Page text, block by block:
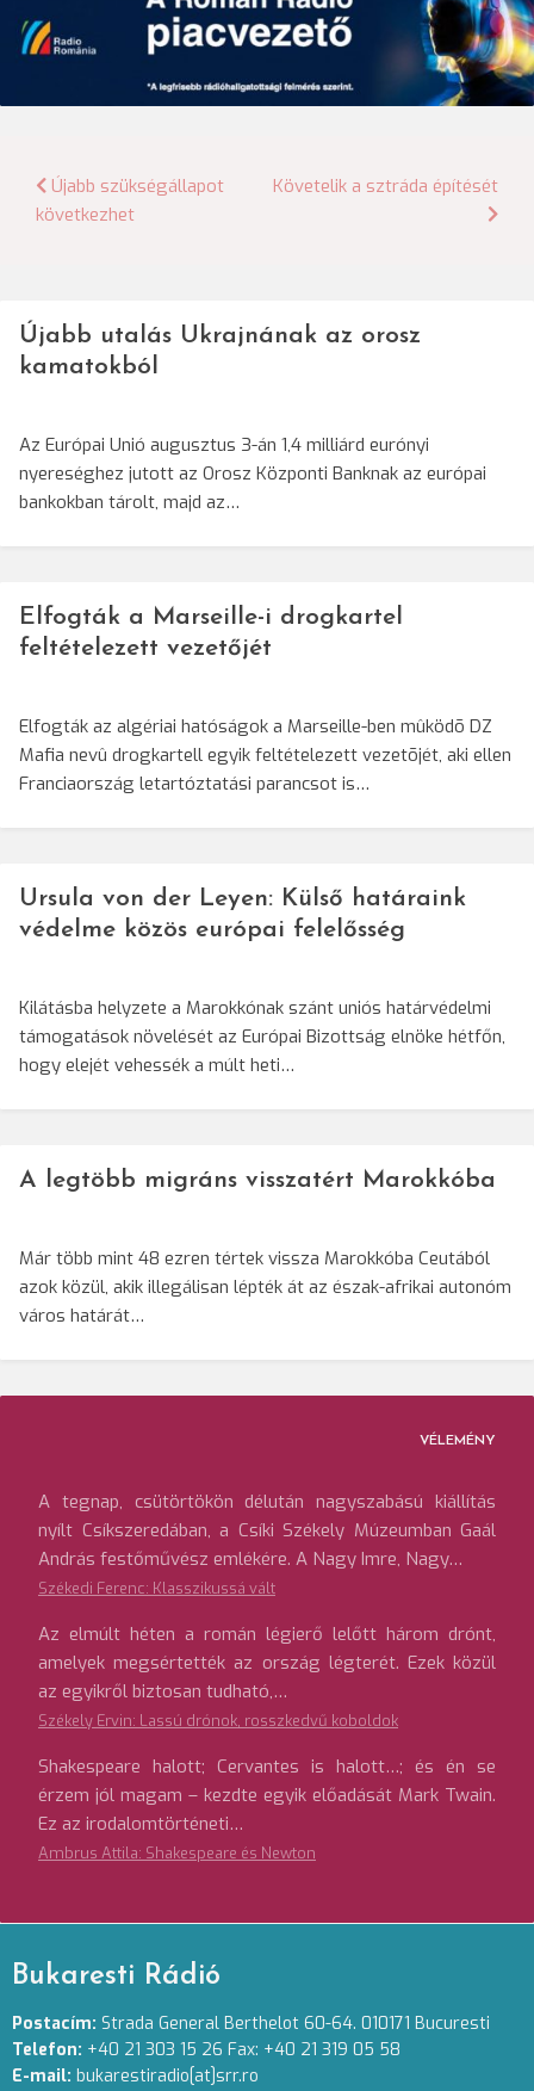
Bejegyzés
Újabb szükségállapot
következhet
Követelik a sztráda építését
Újabb utalás Ukrajnának az orosz
kamatokból
Az Európai Unió augusztus 3-án 1,4 milliárd eurónyi
nyereséghez jutott az Orosz Központi Banknak az európai
bankokban tárolt, majd az…
Elfogták a Marseille-i drogkartel
feltételezett vezetőjét
Elfogták az algériai hatóságok a Marseille-ben mûködõ DZ
Mafia nevû drogkartell egyik feltételezett vezetõjét, aki ellen
Franciaország letartóztatási parancsot is…
Ursula von der Leyen: Külső határaink
védelme közös európai felelősség
Kilátásba helyzete a Marokkónak szánt uniós határvédelmi
támogatások növelését az Európai Bizottság elnöke hétfőn,
hogy elejét vehessék a múlt heti…
A legtöbb migráns visszatért Marokkóba
Már több mint 48 ezren tértek vissza Marokkóba Ceutából
azok közül, akik illegálisan lépték át az észak-afrikai autonóm
város határát…
VÉLEMÉNY
A tegnap, csütörtökön délután nagyszabású kiállítás
nyílt Csíkszeredában, a Csíki Székely Múzeumban Gaál
András festőművész emlékére. A Nagy Imre, Nagy…
Székedi Ferenc: Klasszikussá vált
Az elmúlt héten a román légierő lelőtt három drónt,
amelyek megsértették az ország légterét. Ezek közül
az egyikről biztosan tudható,…
Székely Ervin: Lassú drónok, rosszkedvű koboldok
Shakespeare halott; Cervantes is halott…; és én se
érzem jól magam – kezdte egyik előadását Mark Twain.
Ez az irodalomtörténeti…
Ambrus Attila: Shakespeare és Newton
Bukaresti Rádió
Postacím: Strada General Berthelot 60-64. 010171 Bucuresti
Telefon: +40 21 303 15 26 Fax: +40 21 319 05 58
E-mail: bukarestiradio[at]srr.ro